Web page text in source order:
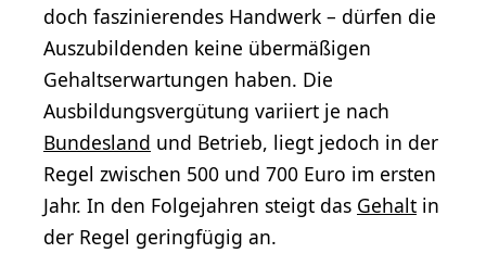
doch faszinierendes Handwerk – dürfen die
Auszubildenden keine übermäßigen
Gehaltserwartungen haben. Die
Ausbildungsvergütung variiert je nach
Bundesland und Betrieb, liegt jedoch in der
Regel zwischen 500 und 700 Euro im ersten
Jahr. In den Folgejahren steigt das Gehalt in
der Regel geringfügig an.